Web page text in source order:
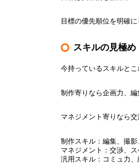
目標の優先順位を明確
スキルの見極め
今持っているスキルと
制作寄りなら企画力、
マネジメント寄りなら
制作スキル：編集、撮
マネジメント：交渉、
汎用スキル：コミュ力